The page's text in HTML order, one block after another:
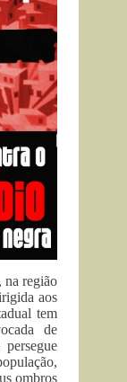
na região
aos
tem
de
ombros